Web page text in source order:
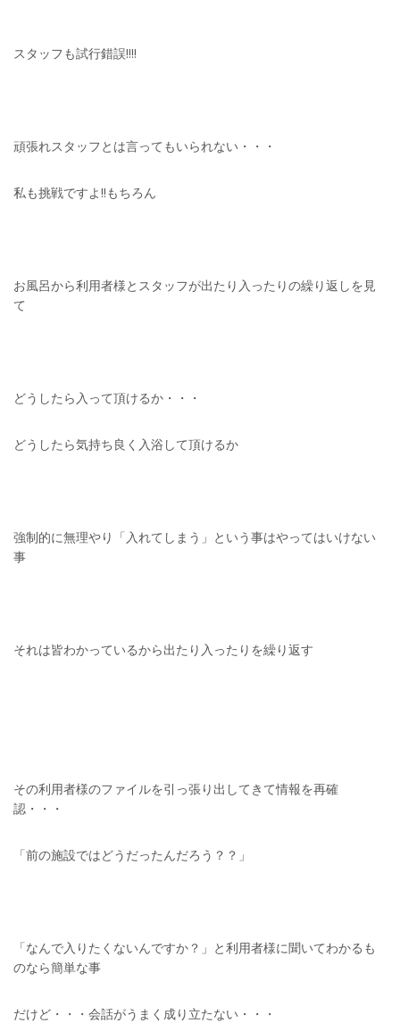
スタッフも試行錯誤!!!!
頑張れスタッフとは言ってもいられない・・・
私も挑戦ですよ!!もちろん
お風呂から利用者様とスタッフが出たり入ったりの繰り返しを見
て
どうしたら入って頂けるか・・・
どうしたら気持ち良く入浴して頂けるか
強制的に無理やり「入れてしまう」という事はやってはいけない
事
それは皆わかっているから出たり入ったりを繰り返す
その利用者様のファイルを引っ張り出してきて情報を再確
認・・・
「前の施設ではどうだったんだろう？？」
「なんで入りたくないんですか？」と利用者様に聞いてわかるも
のなら簡単な事
だけど・・・会話がうまく成り立たない・・・